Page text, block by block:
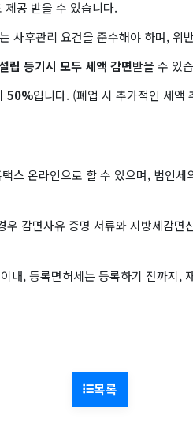
제공 받을 수 있습니다.
사후관리 요건을 준수해야 하며, 위
립 등기시 모두 세액 감면받을 수 있
50%입니다. (폐업 시 추가적인 세액
스 온라인으로 할 수 있으며, 법인세
우 감면사유 증명 서류와 지방세감면
내, 등록면허세는 등록하기 전까지,
목록